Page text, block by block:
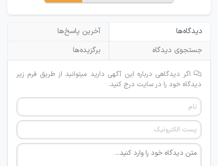
دیدگاه‌ها
آخرین پاسخ‌ها
جستجوی دیدگاه
برگزیده‌ها
اگر دیدگاهی درباره این آگهی دارید میتوانید از طریق فرم زیر
دیدگاه خود را در سایت درج کنید.